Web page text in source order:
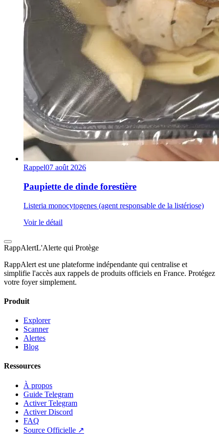
Rappel07 août 2026
Paupiette de dinde forestière
Listeria monocytogenes (agent responsable de la listériose)
Voir le détail
RappAlertL'Alerte qui Protège
RappAlert est une plateforme indépendante qui centralise et
simplifie l'accès aux rappels de produits officiels en France. Protégez
votre foyer simplement.
Produit
Explorer
Scanner
Alertes
Blog
Ressources
À propos
Guide Telegram
Activer Telegram
Activer Discord
FAQ
Source Officielle ↗